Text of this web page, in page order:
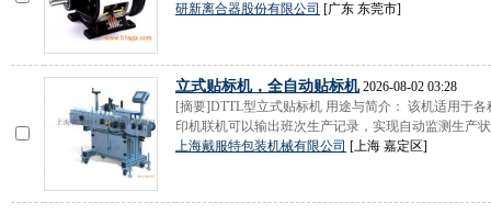
研新离合器股份有限公司 [广东 东莞市]
立式贴标机，全自动贴标机2026-08-02 03:28
[摘要]DTTL型立式贴标机 用途与简介： 该机适用于
印机联机可以输出班次生产记录，实现自动监测生产
上海戴服特包装机械有限公司 [上海 嘉定区]